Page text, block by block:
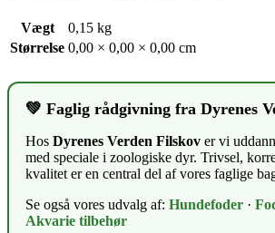
Vægt
0,15 kg
Størrelse 0,00 × 0,00 × 0,00 cm
💚 Faglig rådgivning fra Dyrenes
Hos Dyrenes Verden Filskov er vi
med speciale i zoologiske dyr. Trivsel,
kvalitet er en central del af vores faglige
Se også vores udvalg af: Hundefoder ·
Akvarie tilbehør